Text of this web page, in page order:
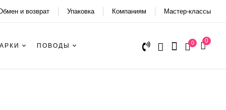
и возврат Упаковка Компаниям Мастер-классы
ПОВОДЫ 0 0